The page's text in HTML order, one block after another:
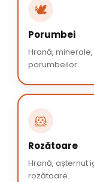
🕊️
Porumbei
Hrană,
porumbeilor.
🐹
Rozătoare
Hrană, așternut
rozătoare.